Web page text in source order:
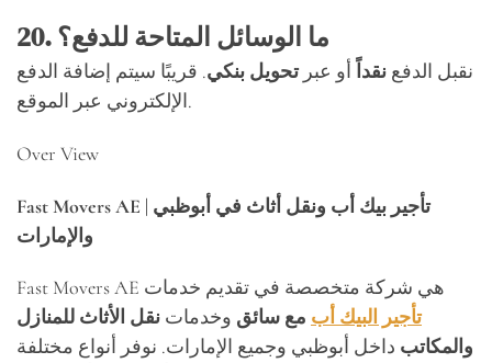
20. ما الوسائل المتاحة للدفع؟
نقبل الدفع نقداً أو عبرتحويل بنكي. قريبًا سيتم إضافة الدفع
الإلكتروني عبر الموقع.
Over View
Fast Movers AE | تأجير بيك أب ونقل أثاث في أبوظبي
والإمارات
Fast Movers AE هي شركة متخصصة في تقديم خدمات
تأجير البيك أب مع سائق وخدمات نقل الأثاث للمنازل
والمكاتب داخل أبوظبي وجميع الإمارات. نوفر أنواع مختلفة